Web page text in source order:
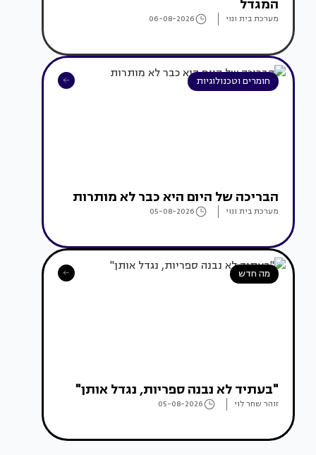
המגדל
מערכת בית ונוי 06-08-2026
חומרים וטכנולוגיות
הבריכה של היום היא כבר לא מותרות
מערכת בית ונוי 05-08-2026
מה חדש
"בעתיד לא נבנה ספריות, נגדל אותן"
זוהר שחר לוי 05-08-2026